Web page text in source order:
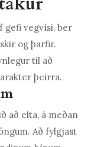
gefi vegvísi, ber
og þarfir.
til að
þeirra.
að elta, á meðan
Að fylgjast